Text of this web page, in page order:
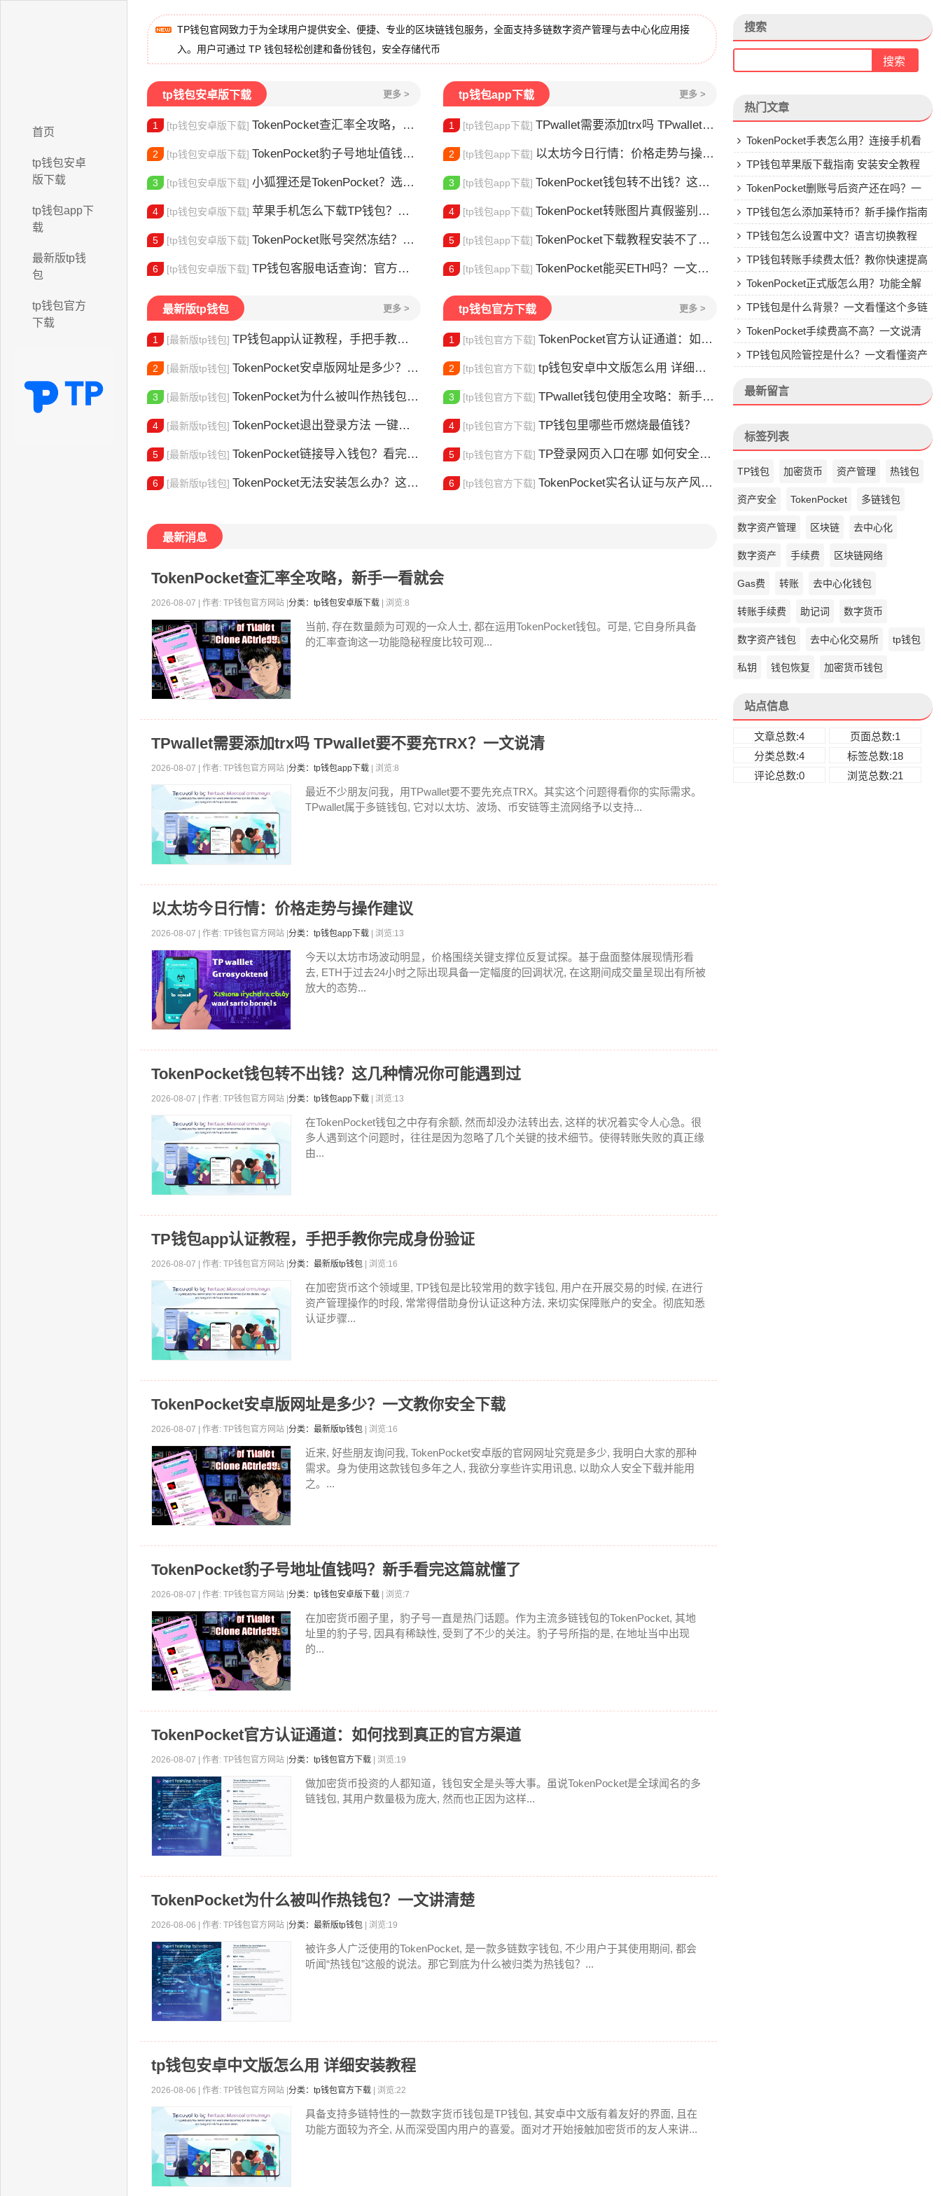
首页
tp钱包安卓
版下载
tp钱包app下
载
最新版tp钱
包
tp钱包官方
下载
TP钱包官网致力于为全球用户提供安全、便捷、专业的区块链钱包服务，全面支持多链数字资产管理与去中心化应用接
入。用户可通过 TP 钱包轻松创建和备份钱包，安全存储代币
tp钱包安卓版下载 更多 >
1 [tp钱包安卓版下载] TokenPocket查汇率全攻略，新手一看就会
2 [tp钱包安卓版下载] TokenPocket豹子号地址值钱吗？新手看完这篇就懂了
3 [tp钱包安卓版下载] 小狐狸还是TokenPocket？选对钱包很重要
4 [tp钱包安卓版下载] 苹果手机怎么下载TP钱包？安装教程来了
5 [tp钱包安卓版下载] TokenPocket账号突然冻结？三步教你快速解冻
6 [tp钱包安卓版下载] TP钱包客服电话查询：官方联系方式大全，快速解决问题
tp钱包app下载 更多 >
1 [tp钱包app下载] TPwallet需要添加trx吗 TPwallet要不要充TRX？一文说清
2 [tp钱包app下载] 以太坊今日行情：价格走势与操作建议
3 [tp钱包app下载] TokenPocket钱包转不出钱？这几种情况你可能遇到过
4 [tp钱包app下载] TokenPocket转账图片真假鉴别全攻略
5 [tp钱包app下载] TokenPocket下载教程安装不了怎么办？手把手教你解决
6 [tp钱包app下载] TokenPocket能买ETH吗？一文说清购买方式
最新版tp钱包 更多 >
1 [最新版tp钱包] TP钱包app认证教程，手把手教你完成身份验证
2 [最新版tp钱包] TokenPocket安卓版网址是多少？一文教你安全下载
3 [最新版tp钱包] TokenPocket为什么被叫作热钱包？一文讲清楚
4 [最新版tp钱包] TokenPocket退出登录方法 一键切换账号超简单
5 [最新版tp钱包] TokenPocket链接导入钱包？看完这篇就懂了
6 [最新版tp钱包] TokenPocket无法安装怎么办？这几个方法帮你解决
tp钱包官方下载 更多 >
1 [tp钱包官方下载] TokenPocket官方认证通道：如何找到真正的官方渠道
2 [tp钱包官方下载] tp钱包安卓中文版怎么用 详细安装教程
3 [tp钱包官方下载] TPwallet钱包使用全攻略：新手也能快速上手掌握
4 [tp钱包官方下载] TP钱包里哪些币燃烧最值钱？
5 [tp钱包官方下载] TP登录网页入口在哪 如何安全快速登陆平台
6 [tp钱包官方下载] TokenPocket实名认证与灰产风险全解析
最新消息
TokenPocket查汇率全攻略，新手一看就会
2026-08-07 | 作者: TP钱包官方网站 | 分类：tp钱包安卓版下载 | 浏览:8
当前, 存在数量颇为可观的一众人士, 都在运用TokenPocket钱包。可是, 它自身所具备
的汇率查询这一功能隐秘程度比较可观...
TPwallet需要添加trx吗 TPwallet要不要充TRX？一文说清
2026-08-07 | 作者: TP钱包官方网站 | 分类：tp钱包app下载 | 浏览:8
最近不少朋友问我，用TPwallet要不要先充点TRX。其实这个问题得看你的实际需求。
TPwallet属于多链钱包, 它对以太坊、波场、币安链等主流网络予以支持...
以太坊今日行情：价格走势与操作建议
2026-08-07 | 作者: TP钱包官方网站 | 分类：tp钱包app下载 | 浏览:13
今天以太坊市场波动明显，价格围绕关键支撑位反复试探。基于盘面整体展现情形看
去, ETH于过去24小时之际出现具备一定幅度的回调状况, 在这期间成交量呈现出有所被
放大的态势...
TokenPocket钱包转不出钱？这几种情况你可能遇到过
2026-08-07 | 作者: TP钱包官方网站 | 分类：tp钱包app下载 | 浏览:13
在TokenPocket钱包之中存有余额, 然而却没办法转出去, 这样的状况着实令人心急。很
多人遇到这个问题时，往往是因为忽略了几个关键的技术细节。使得转账失败的真正缘
由...
TP钱包app认证教程，手把手教你完成身份验证
2026-08-07 | 作者: TP钱包官方网站 | 分类：最新版tp钱包 | 浏览:16
在加密货币这个领域里, TP钱包是比较常用的数字钱包, 用户在开展交易的时候, 在进行
资产管理操作的时段, 常常得借助身份认证这种方法, 来切实保障账户的安全。彻底知悉
认证步骤...
TokenPocket安卓版网址是多少？一文教你安全下载
2026-08-07 | 作者: TP钱包官方网站 | 分类：最新版tp钱包 | 浏览:16
近来, 好些朋友询问我, TokenPocket安卓版的官网网址究竟是多少, 我明白大家的那种
需求。身为使用这款钱包多年之人, 我欲分享些许实用讯息, 以助众人安全下载并能用
之。...
TokenPocket豹子号地址值钱吗？新手看完这篇就懂了
2026-08-07 | 作者: TP钱包官方网站 | 分类：tp钱包安卓版下载 | 浏览:7
在加密货币圈子里，豹子号一直是热门话题。作为主流多链钱包的TokenPocket, 其地
址里的豹子号, 因具有稀缺性, 受到了不少的关注。豹子号所指的是, 在地址当中出现
的...
TokenPocket官方认证通道：如何找到真正的官方渠道
2026-08-07 | 作者: TP钱包官方网站 | 分类：tp钱包官方下载 | 浏览:19
做加密货币投资的人都知道，钱包安全是头等大事。虽说TokenPocket是全球闻名的多
链钱包, 其用户数量极为庞大, 然而也正因为这样...
TokenPocket为什么被叫作热钱包？一文讲清楚
2026-08-06 | 作者: TP钱包官方网站 | 分类：最新版tp钱包 | 浏览:19
被许多人广泛使用的TokenPocket, 是一款多链数字钱包, 不少用户于其使用期间, 都会
听闻“热钱包”这般的说法。那它到底为什么被归类为热钱包？...
tp钱包安卓中文版怎么用 详细安装教程
2026-08-06 | 作者: TP钱包官方网站 | 分类：tp钱包官方下载 | 浏览:22
具备支持多链特性的一款数字货币钱包是TP钱包, 其安卓中文版有着友好的界面, 且在
功能方面较为齐全, 从而深受国内用户的喜爱。面对才开始接触加密货币的友人来讲...
搜索
热门文章
TokenPocket手表怎么用？连接手机看
行情教程
TP钱包苹果版下载指南 安装安全教程
TokenPocket删账号后资产还在吗？一
文讲清楚
TP钱包怎么添加莱特币？新手操作指南
TP钱包怎么设置中文？语言切换教程
TP钱包转账手续费太低？教你快速提高
Gas费
TokenPocket正式版怎么用？功能全解
析与安全使用指南
TP钱包是什么背景？一文看懂这个多链
钱包的来头
TokenPocket手续费高不高？一文说清
楚TP钱包风险管控是什么？一文看懂资产
最新留言
标签列表
TP钱包 加密货币 资产管理 热钱包
资产安全 TokenPocket 多链钱包
数字资产管理 区块链 去中心化
数字资产 手续费 区块链网络
Gas费 转账 去中心化钱包
转账手续费 助记词 数字货币
数字资产钱包 去中心化交易所 tp钱包
私钥 钱包恢复 加密货币钱包
站点信息
文章总数:4
页面总数:1
分类总数:4
标签总数:18
评论总数:0
浏览总数:21